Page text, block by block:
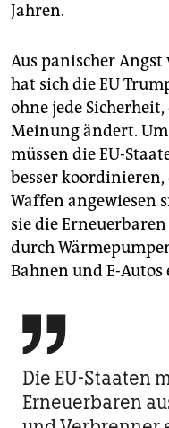
Jahren.
Aus panischer
hat sich die EU
ohne jede
Meinung ändert.
müssen die EU-
besser koordinieren,
Waffen angewiesen
sie die
durch
Bahnen und E-Autos

Die EU-Staaten
Erneuerbaren